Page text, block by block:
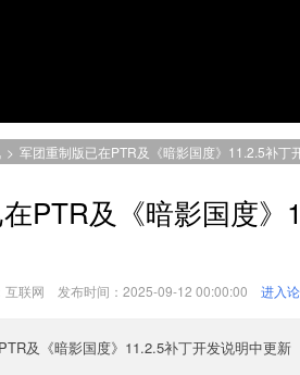
> 军团重制版已在PTR及《暗影国度》11.2.5补丁
PTR及《暗影国度》
联网 发布时间：2025-09-12 00:00:00 进入
及《暗影国度》11.2.5补丁开发说明中更新